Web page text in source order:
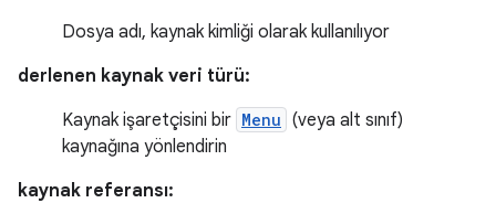
Dosya adı, kaynak kimliği olarak kullanılıyor
derlenen kaynak veri türü:
Kaynak işaretçisini bir Menu (veya alt sınıf)
kaynağına yönlendirin
kaynak referansı: